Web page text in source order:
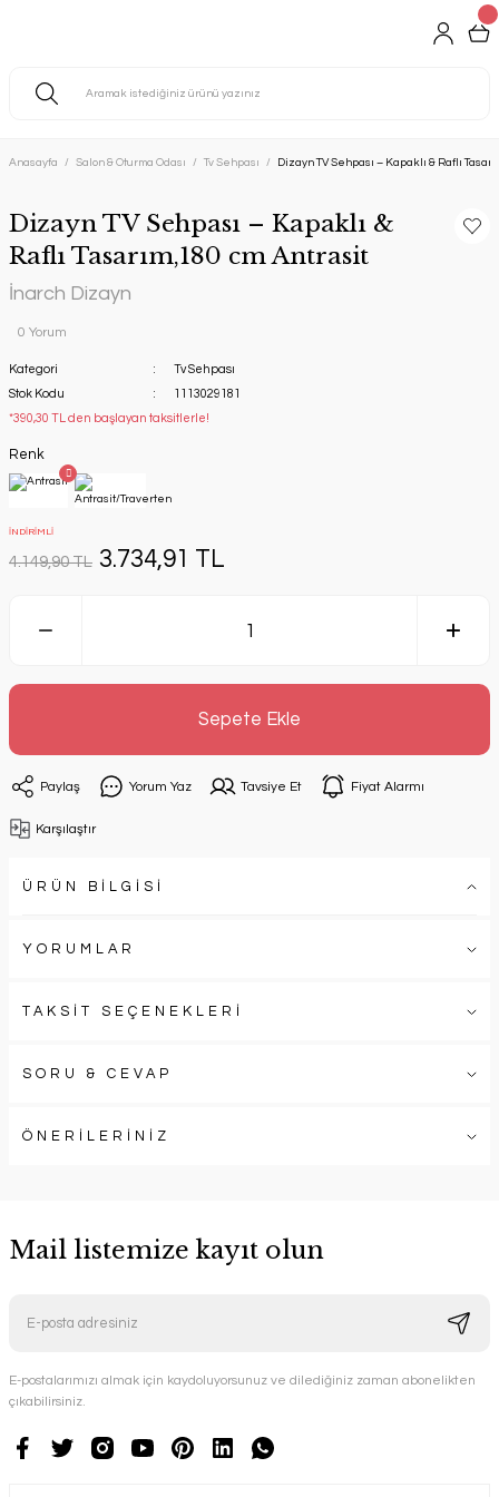
Anasayfa Salon & Oturma Odası Tv Sehpası Dizayn TV Sehpası – Kapaklı & Raflı
Dizayn TV Sehpası – Kapaklı &
Raflı Tasarım,180 cm Antrasit
İnarch Dizayn
0 Yorum
Kategori
Tv Sehpası
Stok Kodu
1113029181
*390,30 TL den başlayan taksitlerle!
Renk
İNDİRİMLİ
4.149,90 TL 3.734,91 TL
Sepete Ekle
Paylaş Yorum Yaz Tavsiye Et Fiyat Alarmı
Karşılaştır
ÜRÜN BİLGİSİ
YORUMLAR
TAKSİT SEÇENEKLERİ
SORU & CEVAP
ÖNERİLERİNİZ
Mail listemize kayıt olun
E-postalarımızı almak için kaydoluyorsunuz ve dilediğiniz zaman abonelikten
çıkabilirsiniz.